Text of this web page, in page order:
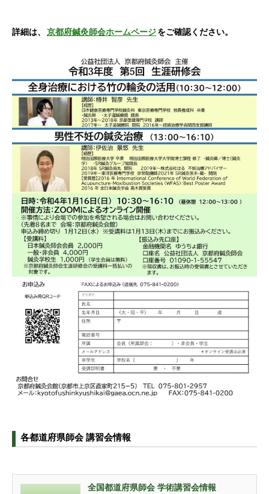
詳細は、 京都府鍼灸師会ホームページをご確認ください。
各都道府県師会 講習会情報
全国都道府県師会 学術講習会情報